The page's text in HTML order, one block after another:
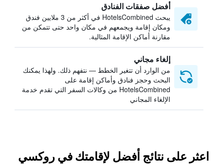
أفضل صفقات الفنادق
يبحث HotelsCombined في أكثر من 3 ملايين فندق
ومكان إقامة ويجمعهم في مكان واحد حتى تتمكن من
مقارنة أماكن الإقامة المثالية.
إلغاء مجاني
من الوارد أن تتغير الخطط — نتفهم ذلك. ولهذا يمكنك
البحث وحجز فنادق وأماكن إقامة على
HotelsCombined من وكالات السفر التي تقدم خدمة
الإلغاء المجاني
اعثر على نتائج أفضل لإقامتك في روكسي